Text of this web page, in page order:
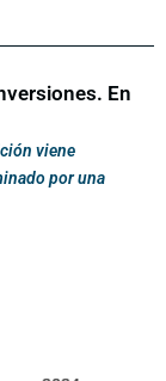
En
viene
por una